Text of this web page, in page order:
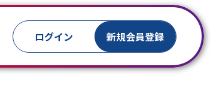
ログイン 新規会員登録